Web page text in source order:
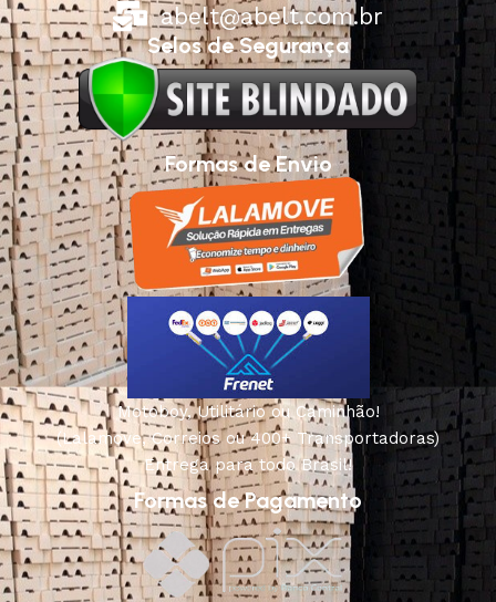
abelt@abelt.com.br
Selos de Segurança
Formas de Envio
Motoboy, Utilitário ou Caminhão!
(Lalamove, Correios ou 400+ Transportadoras)
Entrega para todo Brasil!
Formas de Pagamento